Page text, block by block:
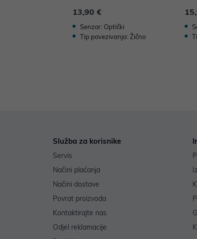
13,90 €
Senzor: Optički
Tip povezivanja: Žično
Služba za korisnike
Servis
Načini plaćanja
Načini dostave
Povrat proizvoda
Kontaktirajte nas
Odjel reklamacije